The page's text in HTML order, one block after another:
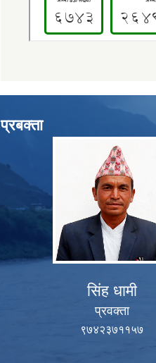
प्रबक्ता
सिंह धामी
प्रवक्ता
९७४२३७११५७